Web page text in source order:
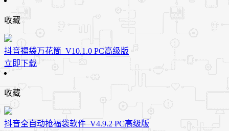
收藏
抖音福袋万花筒_V10.1.0 PC高级版
立即下载
收藏
抖音全自动抢福袋软件_V4.9.2 PC高级版